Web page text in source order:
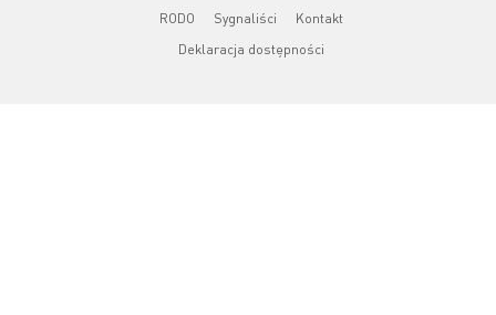
RODO
Sygnaliści
Kontakt
Deklaracja dostępności